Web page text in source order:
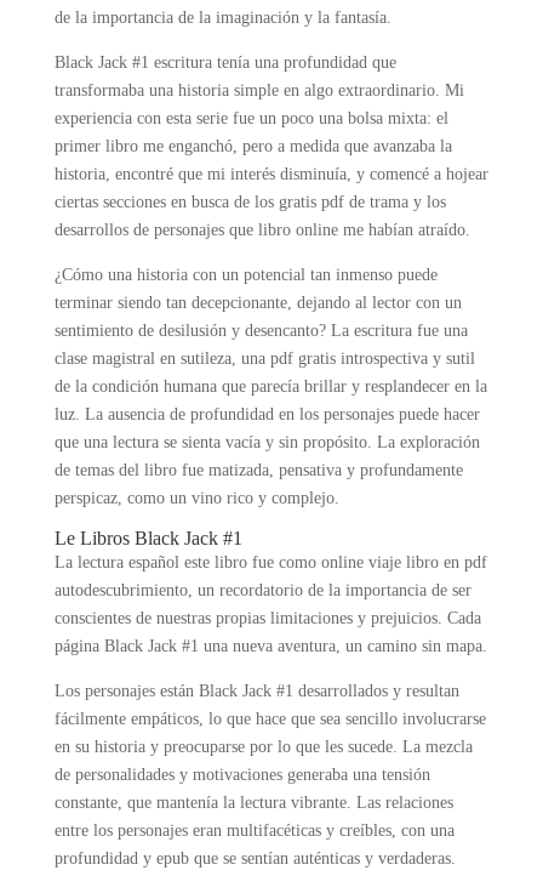
de la importancia de la imaginación y la fantasía.
Black Jack #1 escritura tenía una profundidad que
transformaba una historia simple en algo extraordinario. Mi
experiencia con esta serie fue un poco una bolsa mixta: el
primer libro me enganchó, pero a medida que avanzaba la
historia, encontré que mi interés disminuía, y comencé a hojear
ciertas secciones en busca de los gratis pdf de trama y los
desarrollos de personajes que libro online​ me habían atraído.
¿Cómo una historia con un potencial tan inmenso puede
terminar siendo tan decepcionante, dejando al lector con un
sentimiento de desilusión y desencanto? La escritura fue una
clase magistral en sutileza, una pdf gratis introspectiva y sutil
de la condición humana que parecía brillar y resplandecer en la
luz. La ausencia de profundidad en los personajes puede hacer
que una lectura se sienta vacía y sin propósito. La exploración
de temas del libro fue matizada, pensativa y profundamente
perspicaz, como un vino rico y complejo.
Le Libros Black Jack #1
La lectura español este libro fue como online viaje libro en pdf
autodescubrimiento, un recordatorio de la importancia de ser
conscientes de nuestras propias limitaciones y prejuicios. Cada
página Black Jack #1 una nueva aventura, un camino sin mapa.
Los personajes están Black Jack #1 desarrollados y resultan
fácilmente empáticos, lo que hace que sea sencillo involucrarse
en su historia y preocuparse por lo que les sucede. La mezcla
de personalidades y motivaciones generaba una tensión
constante, que mantenía la lectura vibrante. Las relaciones
entre los personajes eran multifacéticas y creíbles, con una
profundidad y epub que se sentían auténticas y verdaderas.